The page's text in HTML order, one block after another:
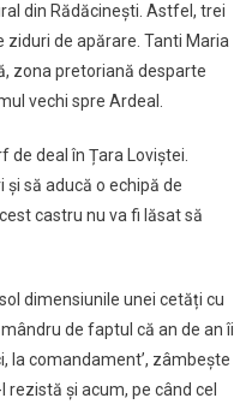
din Rădăcinești. Astfel, trei
de apărare. Tanti Maria
zona pretoriană desparte
vechi spre Ardeal.
deal în Țara Loviștei.
să aducă o echipă de
castru nu va fi lăsat să
dimensiunile unei cetăți cu
de faptul că an de an îi
la comandament’, zâmbește
și acum, pe când cel